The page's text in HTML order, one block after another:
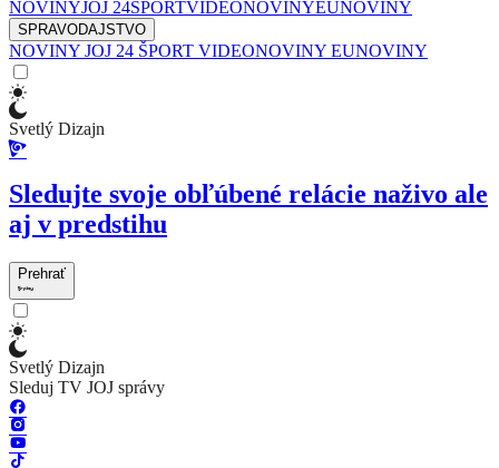
NOVINYJOJ 24ŠPORTVIDEONOVINYEUNOVINY
SPRAVODAJSTVO
NOVINY JOJ 24 ŠPORT VIDEONOVINY EUNOVINY
Svetlý Dizajn
Sledujte svoje obľúbené relácie naživo ale
aj v predstihu
Prehrať
Svetlý Dizajn
Sleduj TV JOJ správy